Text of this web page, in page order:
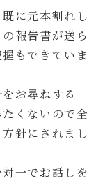
に元本割れし
報告書が送ら
もできていま
お尋ねする
くないので全
針にされまし
一でお話しを